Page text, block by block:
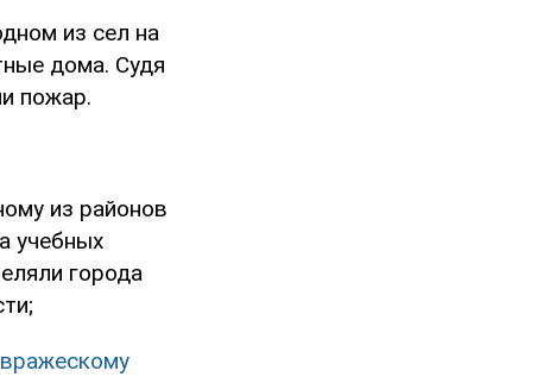
из сел на
дома. Судя
пожар.
из районов
учебных
города